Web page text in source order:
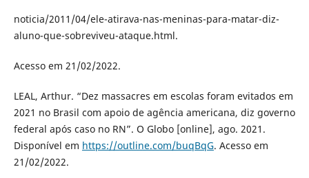
noticia/2011/04/ele-atirava-nas-meninas-para-matar-diz-
aluno-que-sobreviveu-ataque.html.
Acesso em 21/02/2022.
LEAL, Arthur. “Dez massacres em escolas foram evitados em
2021 no Brasil com apoio de agência americana, diz governo
federal após caso no RN”. O Globo [online], ago. 2021.
Disponível em https://outline.com/buqBqG. Acesso em
21/02/2022.